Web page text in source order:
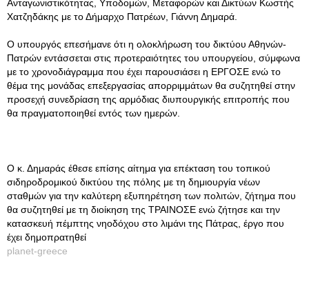
Ανταγωνιστικότητας, Υποδομών, Μεταφορών και Δικτύων Κωστής
Χατζηδάκης με το Δήμαρχο Πατρέων, Γιάννη Δημαρά.
Ο υπουργός επεσήμανε ότι η ολοκλήρωση του δικτύου Αθηνών-
Πατρών εντάσσεται στις προτεραιότητες του υπουργείου, σύμφωνα
με το χρονοδιάγραμμα που έχει παρουσιάσει η ΕΡΓΟΣΕ ενώ το
θέμα της μονάδας επεξεργασίας απορριμμάτων θα συζητηθεί στην
προσεχή συνεδρίαση της αρμόδιας διυπουργικής επιτροπής που
θα πραγματοποιηθεί εντός των ημερών.
Ο κ. Δημαράς έθεσε επίσης αίτημα για επέκταση του τοπικού
σιδηροδρομικού δικτύου της πόλης με τη δημιουργία νέων
σταθμών για την καλύτερη εξυπηρέτηση των πολιτών, ζήτημα που
θα συζητηθεί με τη διοίκηση της ΤΡΑΙΝΟΣΕ ενώ ζήτησε και την
κατασκευή πέμπτης νηοδόχου στο λιμάνι της Πάτρας, έργο που
έχει δημοπρατηθεί
planet-greece